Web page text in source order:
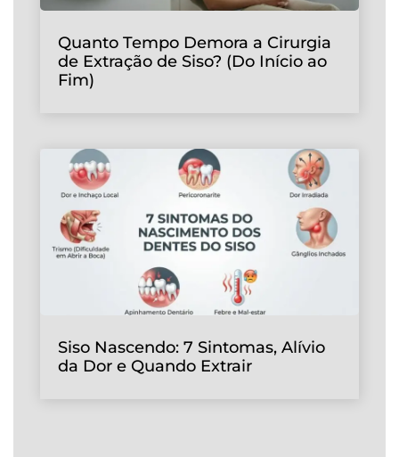
Quanto Tempo Demora a Cirurgia
de Extração de Siso? (Do Início ao
Fim)
Siso Nascendo: 7 Sintomas, Alívio
da Dor e Quando Extrair